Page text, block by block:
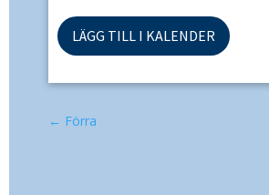
LÄGG TILL I KALENDER
← Förra